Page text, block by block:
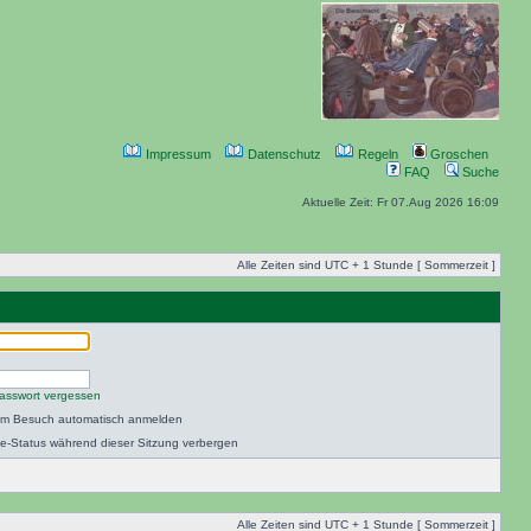
Impressum Datenschutz Regeln
Groschen
FAQ
Suche
Aktuelle Zeit: Fr 07.Aug 2026 16:09
Alle Zeiten sind UTC + 1 Stunde [ Sommerzeit ]
vergessen
Besuch automatisch anmelden
Status während dieser Sitzung verbergen
Alle Zeiten sind UTC + 1 Stunde [ Sommerzeit ]